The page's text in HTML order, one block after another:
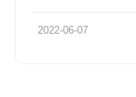
2022-06-07